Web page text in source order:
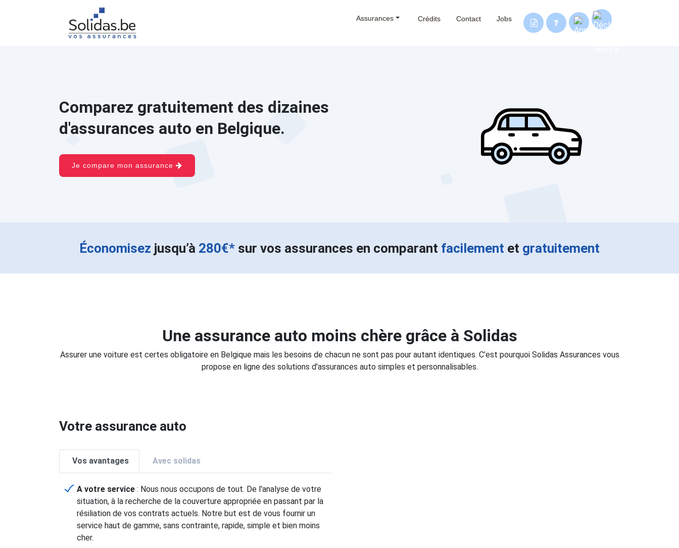
Assurances Crédits Contact Jobs
Comparez gratuitement des dizaines
d'assurances auto en Belgique.
Je compare mon assurance
Économisez jusqu’à 280€* sur vos assurances en comparant facilement et gratuitement
Une assurance auto moins chère grâce à Solidas
Assurer une voiture est certes obligatoire en Belgique mais les besoins de chacun ne sont pas pour autant identiques. C’est pourquoi Solidas Assurances vous
propose en ligne des solutions d'assurances auto simples et personnalisables.
Votre assurance auto
Vos avantages Avec solidas
A votre service : Nous nous occupons de tout. De l'analyse de votre
situation, à la recherche de la couverture appropriée en passant par la
résiliation de vos contrats actuels. Notre but est de vous fournir un
service haut de gamme, sans contrainte, rapide, simple et bien moins
cher.